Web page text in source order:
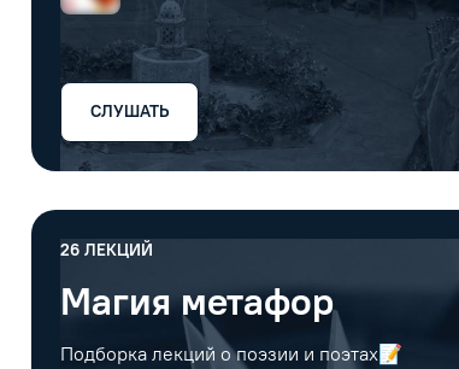
СЛУШАТЬ
26 ЛЕКЦИЙ
Магия метафор
Подборка лекций о поэзии и поэтах📝